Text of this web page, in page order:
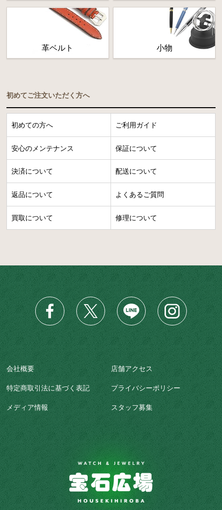
革ベルト 小物
初めてご注文いただく方へ
初めての方へ ご利用ガイド
安心のメンテナンス 保証について
決済について 配送について
返品について よくあるご質問
買取について 修理について
会社概要 店舗アクセス
特定商取引法に基づく表記 プライバシーポリシー
メディア情報 スタッフ募集